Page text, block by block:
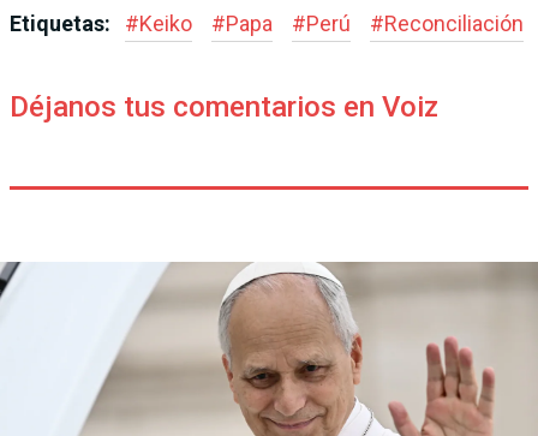
Etiquetas: #Keiko #Papa #Perú #Reconciliación
Déjanos tus comentarios en Voiz